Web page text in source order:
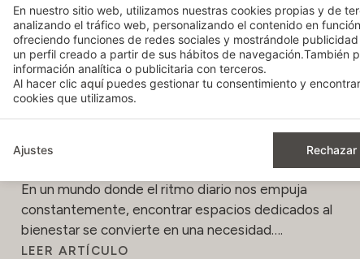
Relajación y bienestar: descubre los
En un mundo donde el ritmo diario nos empuja
constantemente, encontrar espacios dedicados al
bienestar se convierte en una necesidad….
LEER ARTÍCULO
En nuestro sitio web, utilizamos nuestras cookies propias y de
analizando el tráfico web, personalizando el contenido en
ofreciendo funciones de redes sociales y mostrándole
un perfil creado a partir de sus hábitos de navegación.También
información analítica o publicitaria con terceros.
Al hacer clic aquípuedes gestionar tu consentimiento y
cookies que utilizamos.
Ajustes Rechazar